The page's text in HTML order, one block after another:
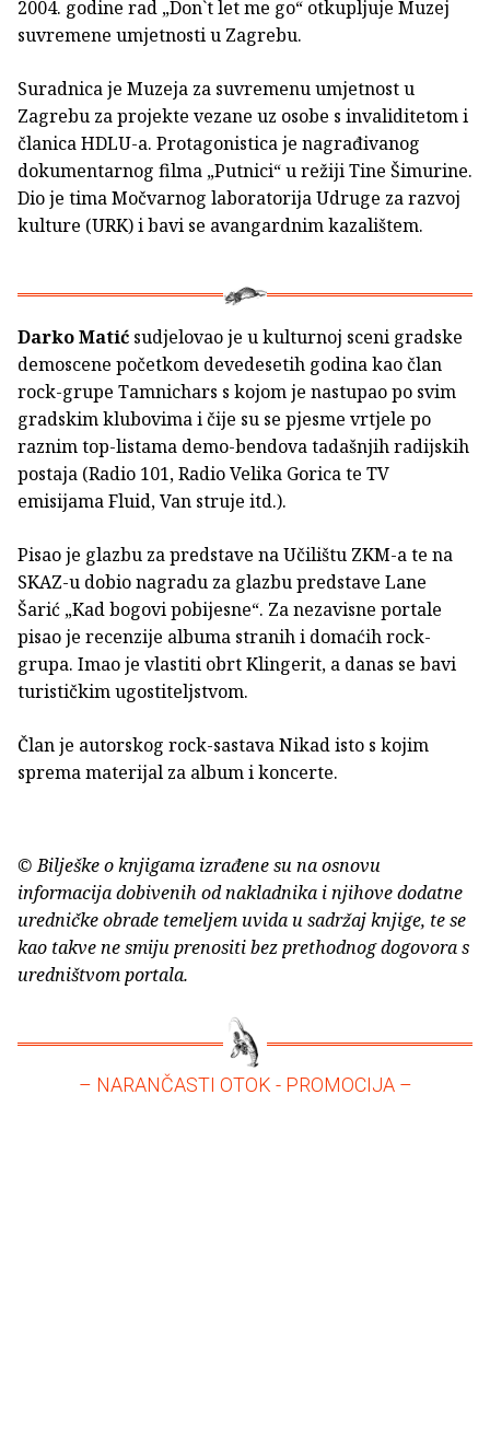
2004. godine rad „Don`t let me go“ otkupljuje Muzej
suvremene umjetnosti u Zagrebu.
Suradnica je Muzeja za suvremenu umjetnost u
Zagrebu za projekte vezane uz osobe s invaliditetom i
članica HDLU-a. Protagonistica je nagrađivanog
dokumentarnog filma „Putnici“ u režiji Tine Šimurine.
Dio je tima Močvarnog laboratorija Udruge za razvoj
kulture (URK) i bavi se avangardnim kazalištem.
Darko Matić sudjelovao je u kulturnoj sceni gradske
demoscene početkom devedesetih godina kao član
rock-grupe Tamnichars s kojom je nastupao po svim
gradskim klubovima i čije su se pjesme vrtjele po
raznim top-listama demo-bendova tadašnjih radijskih
postaja (Radio 101, Radio Velika Gorica te TV
emisijama Fluid, Van struje itd.).
Pisao je glazbu za predstave na Učilištu ZKM-a te na
SKAZ-u dobio nagradu za glazbu predstave Lane
Šarić „Kad bogovi pobijesne“. Za nezavisne portale
pisao je recenzije albuma stranih i domaćih rock-
grupa. Imao je vlastiti obrt Klingerit, a danas se bavi
turističkim ugostiteljstvom.
Član je autorskog rock-sastava Nikad isto s kojim
sprema materijal za album i koncerte.
© Bilješke o knjigama izrađene su na osnovu
informacija dobivenih od nakladnika i njihove dodatne
uredničke obrade temeljem uvida u sadržaj knjige, te se
kao takve ne smiju prenositi bez prethodnog dogovora s
uredništvom portala.
– NARANČASTI OTOK - PROMOCIJA –